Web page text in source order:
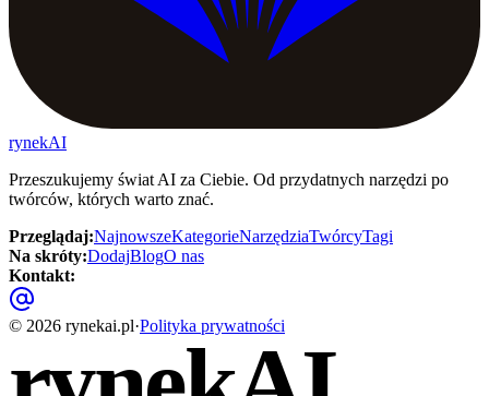
rynekAI
Przeszukujemy świat AI za Ciebie. Od przydatnych narzędzi po
twórców, których warto znać.
Przeglądaj:NajnowszeKategorieNarzędziaTwórcyTagi
Na skróty:DodajBlogO nas
Kontakt:
© 2026 rynekai.pl·Polityka prywatności